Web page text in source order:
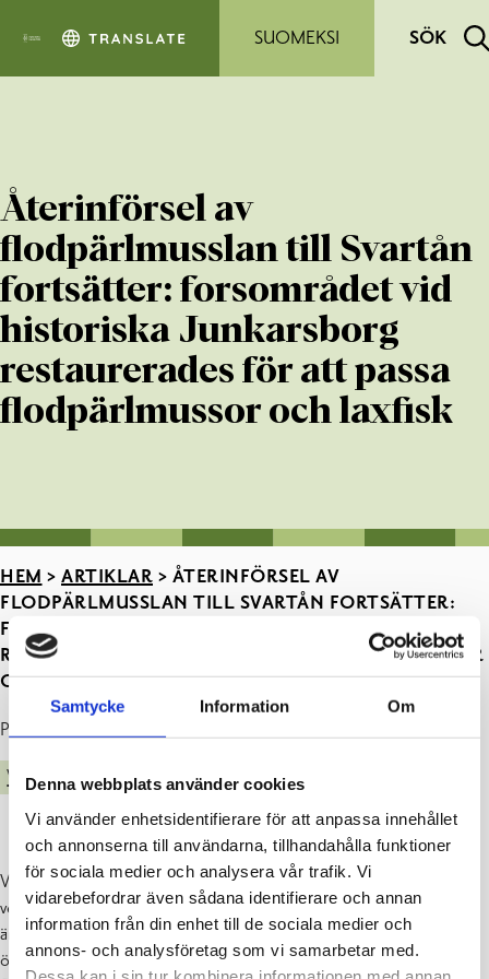
Samtycke Information Om
Denna webbplats använder cookies
Vi använder enhetsidentifierare för att anpassa innehållet
och annonserna till användarna, tillhandahålla funktioner
för sociala medier och analysera vår trafik. Vi
vidarebefordrar även sådana identifierare och annan
information från din enhet till de sociala medier och
annons- och analysföretag som vi samarbetar med.
SUOMEKSI
SÖK
Återinförsel av
flodpärlmusslan till Svartån
fortsätter: forsområdet vid
historiska Junkarsborg
restaurerades för att passa
flodpärlmussor och laxfisk
HEM > ARTIKLAR > ÅTERINFÖRSEL AV
FLODPÄRLMUSSLAN TILL SVARTÅN FORTSÄTTER:
FORSOMRÅDET VID HISTORISKA JUNKARSBORG
RESTAURERADES FÖR ATT PASSA FLODPÄRLMUSSOR
OCH LAXFISK
Publicerad : 19.08.2021
VATTENDRAGSVISION
Västra Nylands vatten och miljö rf (LUVY) förverkligade förra
veckan en forsrestaurering i Svartån vid Junkarsborg. Målet med den
är att hjälpa den utrotningshotade flodpärlmusslans förökning och
överlevnad i Svartån. Senare i höst planteras ännu ut Svartåns